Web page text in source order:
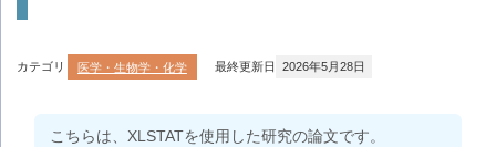
カテゴリ 医学・生物学・化学 最終更新日 2026年5月28日
こちらは、XLSTATを使用した研究の論文です。